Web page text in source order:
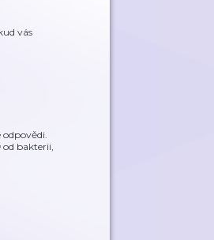
vás
odpovědi.
od bakterii,